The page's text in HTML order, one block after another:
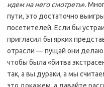
идем на него смотреть».
пути, это достаточно
посетителей. Если бы
пригласил бы ярких
отрасли — пущай они
чтобы была «битва
так, а вы дураки, а мы